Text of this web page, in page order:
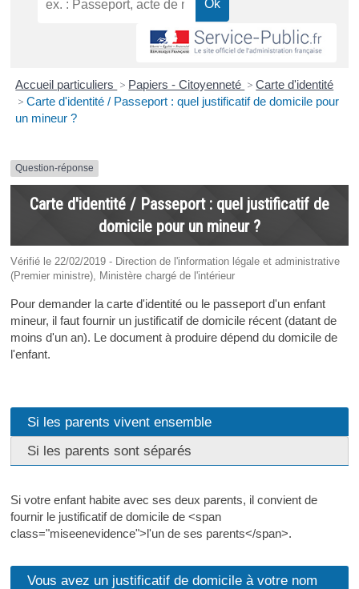
Accueil particuliers > Papiers - Citoyenneté > Carte d'identité
> Carte d'identité / Passeport : quel justificatif de domicile pour
un mineur ?
Question-réponse
Carte d'identité / Passeport : quel justificatif de
domicile pour un mineur ?
Vérifié le 22/02/2019 - Direction de l'information légale et administrative
(Premier ministre), Ministère chargé de l'intérieur
Pour demander la carte d'identité ou le passeport d'un enfant
mineur, il faut fournir un justificatif de domicile récent (datant de
moins d'un an). Le document à produire dépend du domicile de
l'enfant.
Si les parents vivent ensemble
Si les parents sont séparés
Si votre enfant habite avec ses deux parents, il convient de
fournir le justificatif de domicile de <span
class="miseenevidence">l'un de ses parents</span>.
Vous avez un justificatif de domicile à votre nom